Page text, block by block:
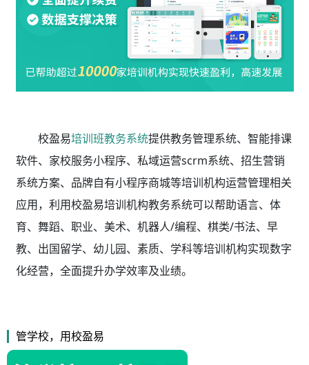
校盈易培训班教务系统提供教务管理系统、智能排课
软件、家校服务小程序、私域运营scrm系统、招生营销
系统方案、品牌自有小程序商城等培训机构运营管理相关
应用，利用校盈易培训机构教务系统可以帮助语言、体
育、舞蹈、职业、美术、机器人/编程、棋类/书法、早
教、出国留学、幼儿园、素质、学科等培训机构实现数字
化经营，全面提升办学效率及业绩。
管学校，用校盈易